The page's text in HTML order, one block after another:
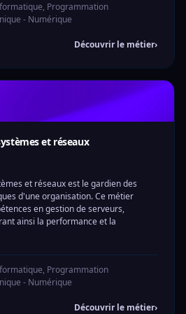
Programmation
- Numérique
Découvrir le métier›
et réseaux
et réseaux est le gardien des
d'une organisation. Ce métier
en gestion de serveurs,
ainsi la performance et la
Programmation
- Numérique
Découvrir le métier›